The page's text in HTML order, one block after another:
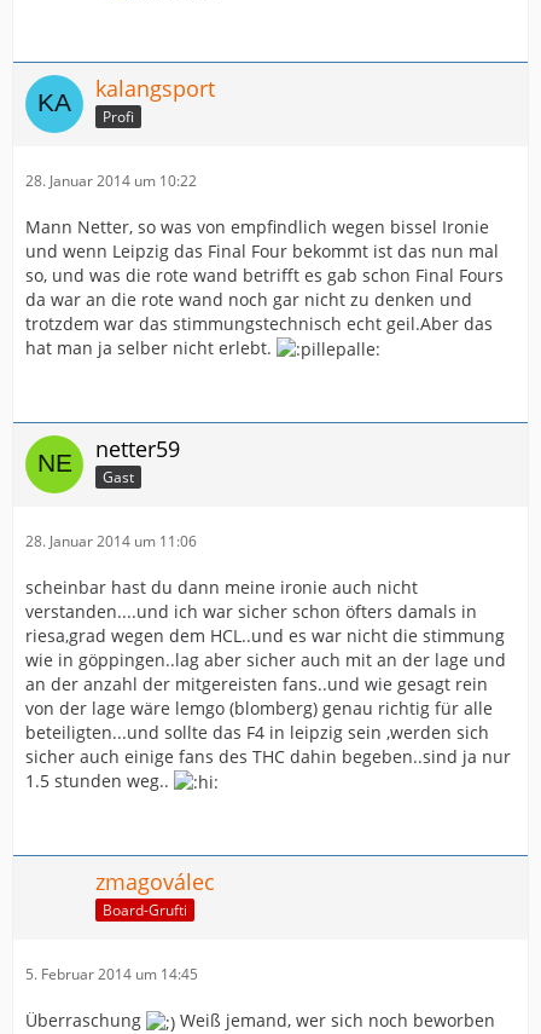
kalangsport
Profi
28. Januar 2014 um 10:22
Mann Netter, so was von empfindlich wegen bissel Ironie
und wenn Leipzig das Final Four bekommt ist das nun mal
so, und was die rote wand betrifft es gab schon Final Fours
da war an die rote wand noch gar nicht zu denken und
trotzdem war das stimmungstechnisch echt geil.Aber das
hat man ja selber nicht erlebt.
netter59
Gast
28. Januar 2014 um 11:06
scheinbar hast du dann meine ironie auch nicht
verstanden....und ich war sicher schon öfters damals in
riesa,grad wegen dem HCL..und es war nicht die stimmung
wie in göppingen..lag aber sicher auch mit an der lage und
an der anzahl der mitgereisten fans..und wie gesagt rein
von der lage wäre lemgo (blomberg) genau richtig für alle
beteiligten...und sollte das F4 in leipzig sein ,werden sich
sicher auch einige fans des THC dahin begeben..sind ja nur
1.5 stunden weg..
zmagoválec
Board-Grufti
5. Februar 2014 um 14:45
Überraschung
Weiß jemand, wer sich noch beworben